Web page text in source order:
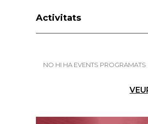
Activitats
NO HI HA EVENTS PROGRAMATS